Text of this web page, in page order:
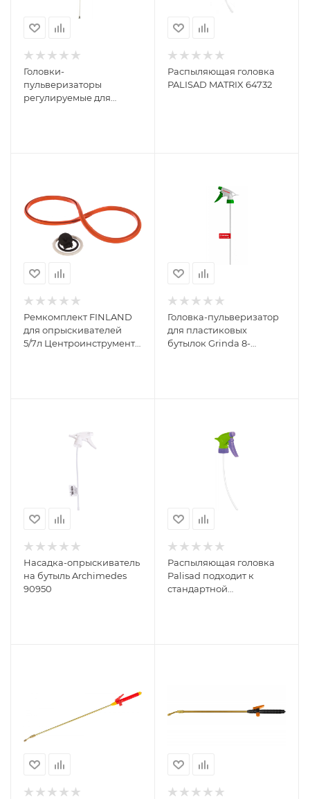
Головки-
пульверизаторы
регулируемые для
Распыляющая головка
PALISAD MATRIX 64732
Ремкомплект FINLAND
для опрыскивателей
5/7л Центроинструмент
Головка-пульверизатор
для пластиковых
бутылок Grinda 8-
Насадка-опрыскиватель
на бутыль Archimedes
90950
Распыляющая головка
Palisad подходит к
стандартной